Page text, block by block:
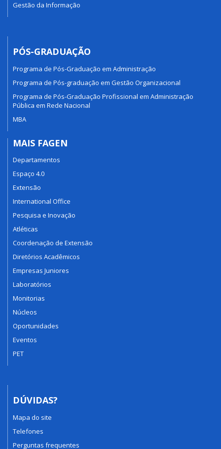
Gestão da Informação
PÓS-GRADUAÇÃO
Programa de Pós-Graduação em Administração
Programa de Pós-graduação em Gestão Organizacional
Programa de Pós-Graduação Profissional em Administração
Pública em Rede Nacional
MBA
MAIS FAGEN
Departamentos
Espaço 4.0
Extensão
International Office
Pesquisa e Inovação
Atléticas
Coordenação de Extensão
Diretórios Acadêmicos
Empresas Juniores
Laboratórios
Monitorias
Núcleos
Oportunidades
Eventos
PET
DÚVIDAS?
Mapa do site
Telefones
Perguntas frequentes